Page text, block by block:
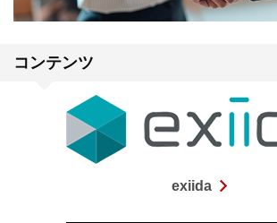
コンテンツ
exiida